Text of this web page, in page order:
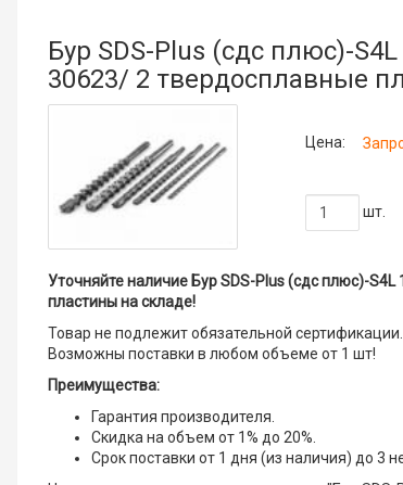
Бур SDS-Plus (сдс плюс)-
30623/ 2 твердосплавные
Цена:
шт.
Уточняйте наличие Бур SDS-Plus (сдс плюс)-
пластины на складе!
Товар не подлежит обязательной сертификации.
Возможны поставки в любом объеме от 1 шт!
Преимущества:
Гарантия производителя.
Скидка на объем от 1% до 20%.
Срок поставки от 1 дня (из наличия) до 3